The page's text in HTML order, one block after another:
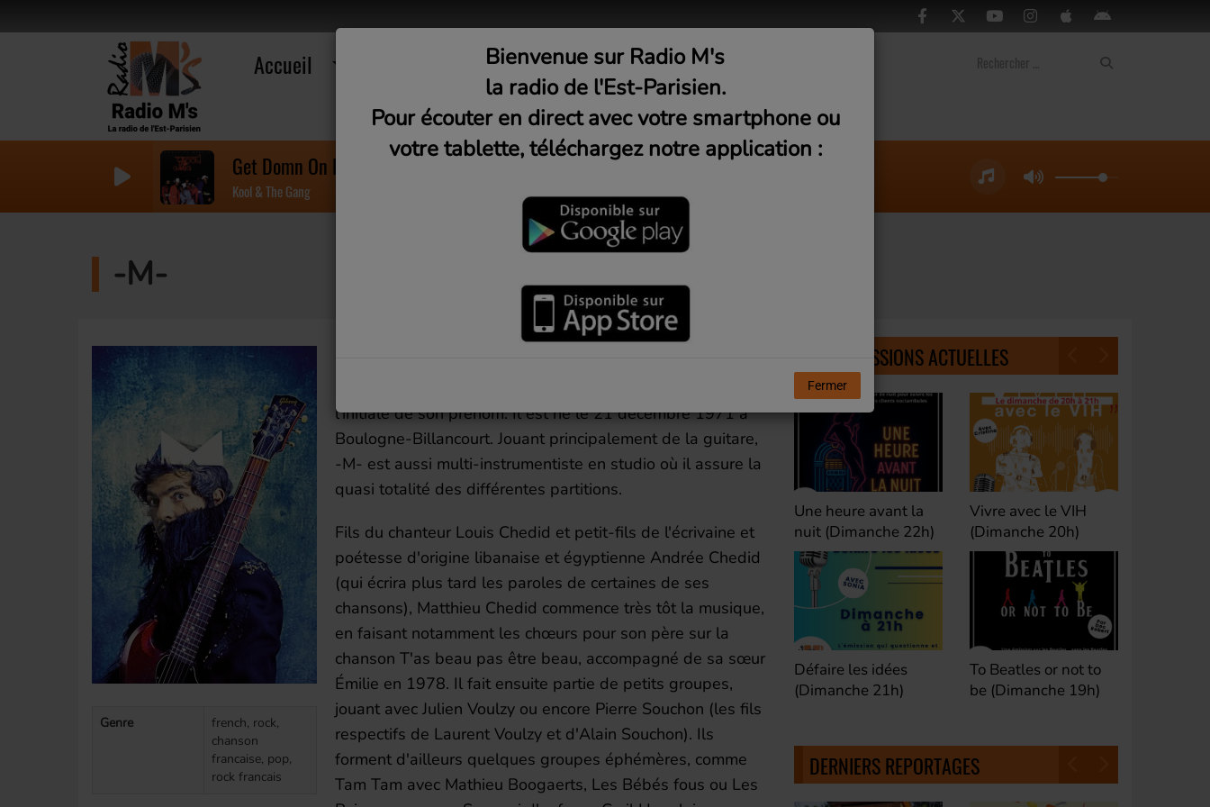
Accueil Musique Médias
Get Domn On It
Kool & The Gang
-M-
Genre
french, rock,
chanson
francaise, pop,
rock francais
l'initiale de son prénom. Il est né le 21 décembre 1971 à
Boulogne-Billancourt. Jouant principalement de la guitare,
-M- est aussi multi-instrumentiste en studio où il assure la
quasi totalité des différentes partitions.
Fils du chanteur Louis Chedid et petit-fils de l'écrivaine et
poétesse d'origine libanaise et égyptienne Andrée Chedid
(qui écrira plus tard les paroles de certaines de ses
chansons), Matthieu Chedid commence très tôt la musique,
en faisant notamment les chœurs pour son père sur la
chanson T'as beau pas être beau, accompagné de sa sœur
Émilie en 1978. Il fait ensuite partie de petits groupes,
jouant avec Julien Voulzy ou encore Pierre Souchon (les fils
respectifs de Laurent Voulzy et d'Alain Souchon). Ils
forment d'ailleurs quelques groupes éphémères, comme
Tam Tam avec Mathieu Boogaerts, Les Bébés fous ou Les
NOS ÉMISSIONS ACTUELLES
nuit (Dimanche 22h)
Défaire les idées
(Dimanche 21h)
Vivre avec le VIH
(Dimanche 20h)
To Beatles or not to
be (Dimanche 19h)
Club M's le Mix by
David (Lundi, jeudi et
samedi 23h)
Fan de Funk (Samedi
21h)
DERNIERS REPORTAGES
Bienvenue sur Radio M's
la radio de l'Est-Parisien.
Pour écouter en direct avec votre smartphone ou
votre tablette, téléchargez notre application :
Fermer